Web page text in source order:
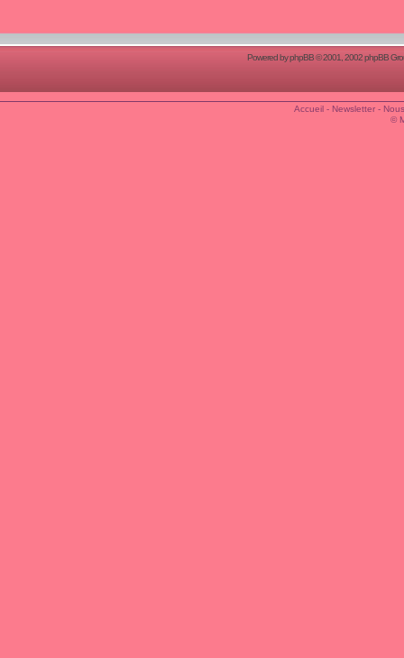
Powered byphpBB© 2001, 2002 phpBB
Accueil- Newsletter-
©